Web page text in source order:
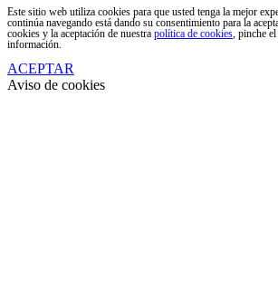
Este sitio web utiliza cookies para que usted tenga la mejor
continúa navegando está dando su consentimiento para la
cookies y la aceptación de nuestra política de cookies, pinche
información.
ACEPTAR
Aviso de cookies